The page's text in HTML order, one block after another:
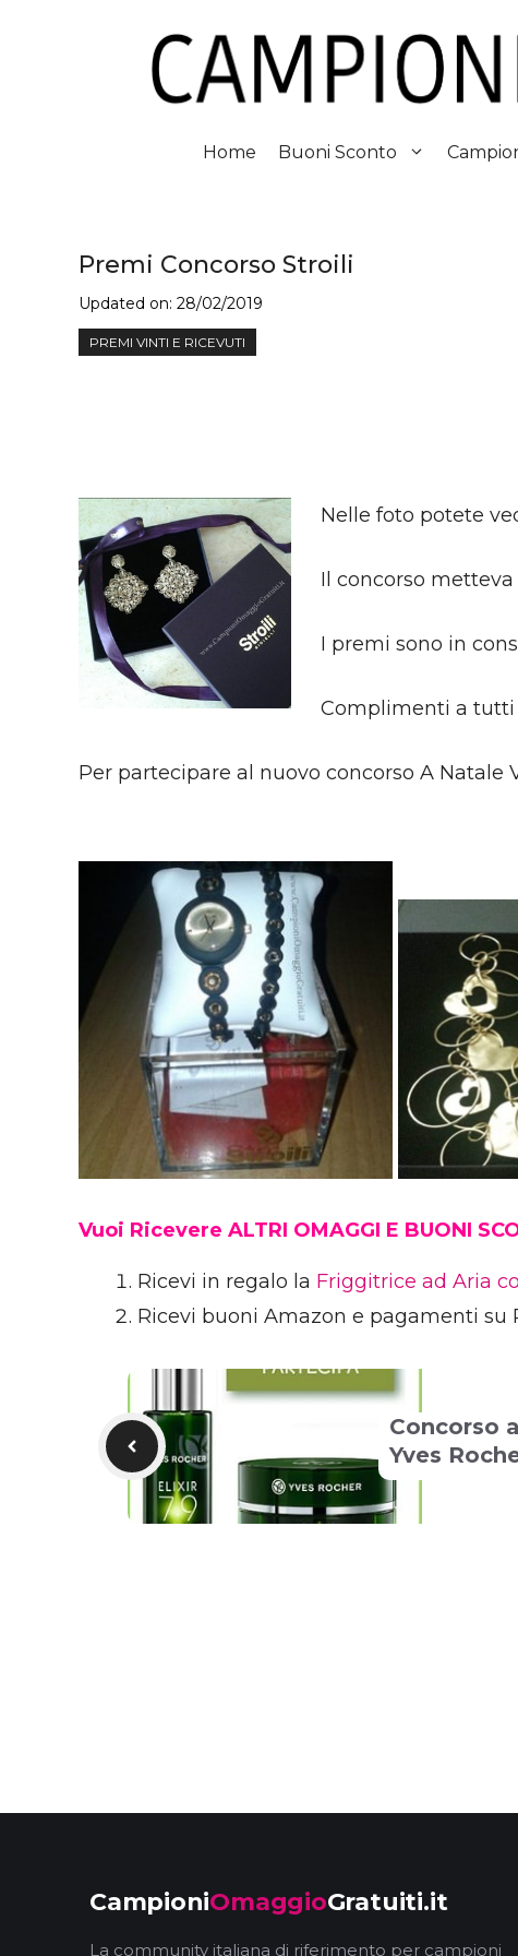
Home Buoni Sconto
Premi Concorso Stroili
Updated on: 28/02/2019
PREMI VINTI E RICEVUTI
Nelle foto potete
Il concorso
I premi sono in
Complimenti a tutti
Per partecipare al nuovo concorso A Natale
Vuoi Ricevere ALTRI OMAGGI E BUONI
Ricevi in regalo la Friggitrice ad Aria
Ricevi buoni Amazon e pagamenti su
Concorso
Yves
CampioniOmaggioGratuiti.it
La community italiana di riferimento per campioni